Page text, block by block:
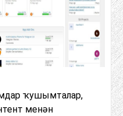
ҡушымталар,
менән